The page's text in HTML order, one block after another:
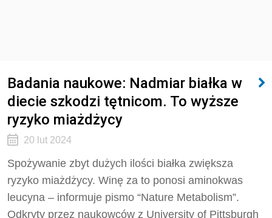
Badania naukowe: Nadmiar białka w
diecie szkodzi tętnicom. To wyższe
ryzyko miażdżycy
20 lut 2024
Spożywanie zbyt dużych ilości białka zwiększa
ryzyko miażdżycy. Winę za to ponosi aminokwas
leucyna – informuje pismo “Nature Metabolism”.
Odkryty przez naukowców z University of Pittsburgh